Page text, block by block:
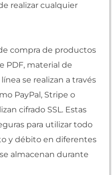
realizar cualquier
compra de productos
PDF, material de
se realizan a través
PayPal, Stripe o
cifrado SSL. Estas
para utilizar todo
y débito en diferentes
almacenan durante